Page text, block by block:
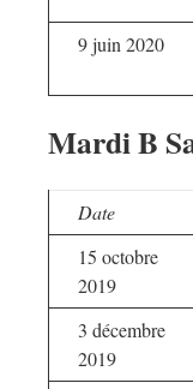
9 juin 2020
Mardi B
Date
15 octobre
2019
3 décembre
2019